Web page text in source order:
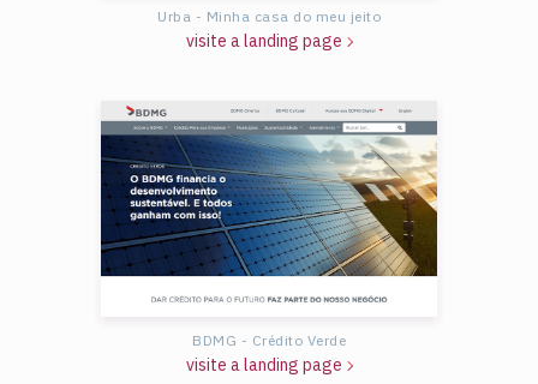
Urba - Minha casa do meu jeito
visite a landing page
BDMG - Crédito Verde
visite a landing page